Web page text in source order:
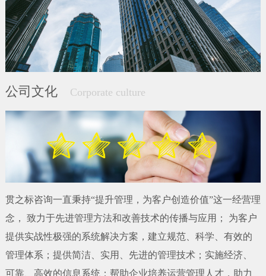
公司文化 Corporate culture
贯之标咨询一直秉持“提升管理，为客户创造价值”这一经营理
念， 致力于先进管理方法和改善技术的传播与应用； 为客户
提供实战性极强的系统解决方案，建立规范、科学、有效的
管理体系；提供简洁、实用、先进的管理技术；实施经济、
可靠、高效的信息系统；帮助企业培养运营管理人才，助力